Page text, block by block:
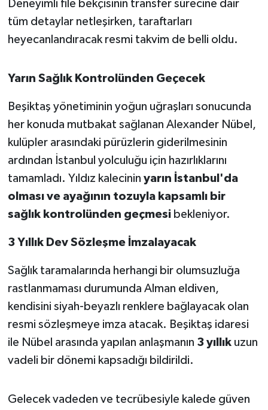
Deneyimli file bekçisinin transfer sürecine dair
tüm detaylar netleşirken, taraftarları
heyecanlandıracak resmi takvim de belli oldu.
Yarın Sağlık Kontrolünden Geçecek
Beşiktaş yönetiminin yoğun uğraşları sonucunda
her konuda mutbakat sağlanan Alexander Nübel,
kulüpler arasındaki pürüzlerin giderilmesinin
ardından İstanbul yolculuğu için hazırlıklarını
tamamladı. Yıldız kalecinin yarın İstanbul'da
olması ve ayağının tozuyla kapsamlı bir
sağlık kontrolünden geçmesibekleniyor.
3 Yıllık Dev Sözleşme İmzalayacak
Sağlık taramalarında herhangi bir olumsuzluğa
rastlanmaması durumunda Alman eldiven,
kendisini siyah-beyazlı renklere bağlayacak olan
resmi sözleşmeye imza atacak. Beşiktaş idaresi
ile Nübel arasında yapılan anlaşmanın 3 yıllıkuzun
vadeli bir dönemi kapsadığı bildirildi.
Gelecek vadeden ve tecrübesiyle kalede güven
KÜLTÜR-SANAT
Manyas
OLAY
OTOMOTİV
Resmi İlanlar
SAĞLIK
Savaştepe
SEYAHAT
SİYASET
Sındırgı
SPOR